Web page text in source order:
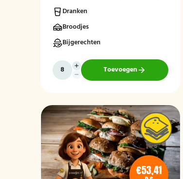
drankje.
Dranken
Broodjes
Bijgerechten
Toevoegen
€53,41